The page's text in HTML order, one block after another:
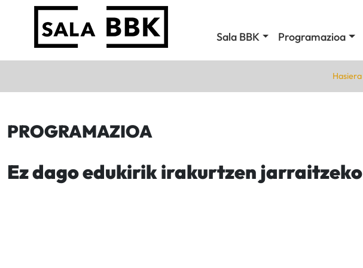
Sala BBK Programazioa
Hasiera
PROGRAMAZIOA
Ez dago edukirik irakurtzen jarraitzeko